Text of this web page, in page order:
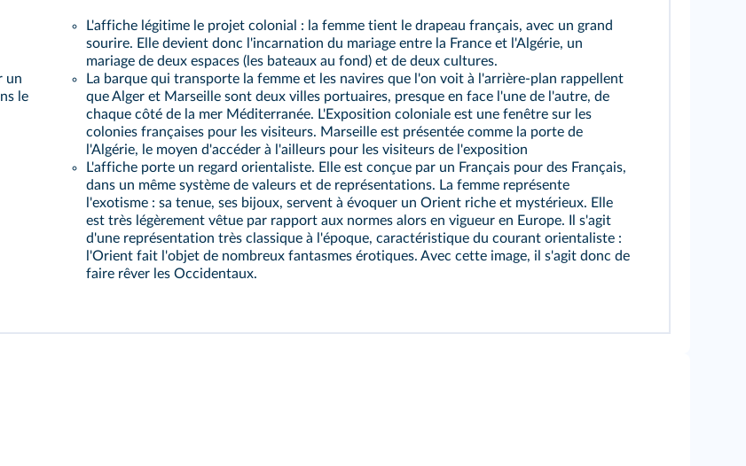
un
le
L'affiche légitime le projet colonial : la femme tient le drapeau français, avec un grand
sourire. Elle devient donc l'incarnation du mariage entre la France et l'Algérie, un
mariage de deux espaces (les bateaux au fond) et de deux cultures.
La barque qui transporte la femme et les navires que l'on voit à l'arrière‑plan rappellent
que Alger et Marseille sont deux villes portuaires, presque en face l'une de l'autre, de
chaque côté de la mer Méditerranée. L'Exposition coloniale est une fenêtre sur les
colonies françaises pour les visiteurs. Marseille est présentée comme la porte de
l'Algérie, le moyen d'accéder à l'ailleurs pour les visiteurs de l'exposition
L'affiche porte un regard orientaliste. Elle est conçue par un Français pour des Français,
dans un même système de valeurs et de représentations. La femme représente
l'exotisme : sa tenue, ses bijoux, servent à évoquer un Orient riche et mystérieux. Elle
est très légèrement vêtue par rapport aux normes alors en vigueur en Europe. Il s'agit
d'une représentation très classique à l'époque, caractéristique du courant orientaliste :
l'Orient fait l'objet de nombreux fantasmes érotiques. Avec cette image, il s'agit donc de
faire rêver les Occidentaux.